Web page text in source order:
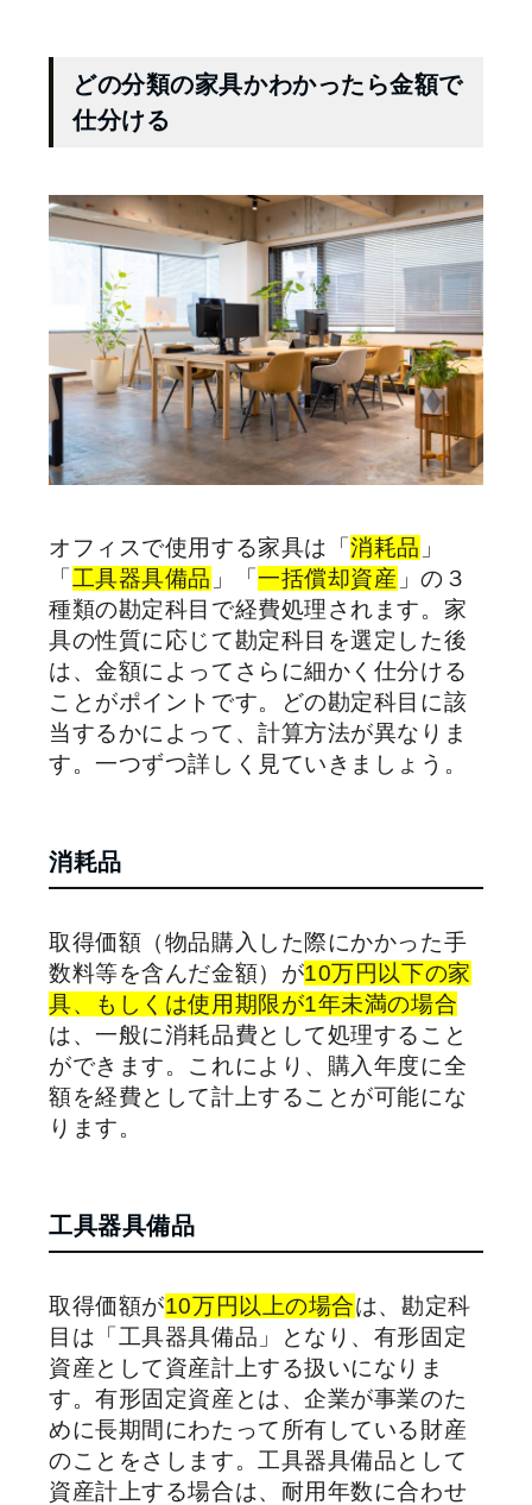
どの分類の家具かわかったら金額で
仕分ける
オフィスで使用する家具は「消耗品 」
「 工具器具備品 」「一括償却資産 」の３
種類の勘定科目で経費処理されます。家
具の性質に応じて勘定科目を選定した後
は、金額によってさらに細かく仕分ける
ことがポイントです。どの勘定科目に該
当するかによって、計算方法が異なりま
す。一つずつ詳しく見ていきましょう。
消耗品
取得価額（物品購入した際にかかった手
数料等を含んだ金額）が10万円以下の家
具、もしくは使用期限が1年未満の場合
は、一般に消耗品費として処理すること
ができます。これにより、購入年度に全
額を経費として計上することが可能にな
ります。
工具器具備品
取得価額が10万円以上の場合は、勘定科
目は「工具器具備品」となり、有形固定
資産として資産計上する扱いになりま
す。有形固定資産とは、企業が事業のた
めに長期間にわたって所有している財産
のことをさします。工具器具備品として
資産計上する場合は、耐用年数に合わせ